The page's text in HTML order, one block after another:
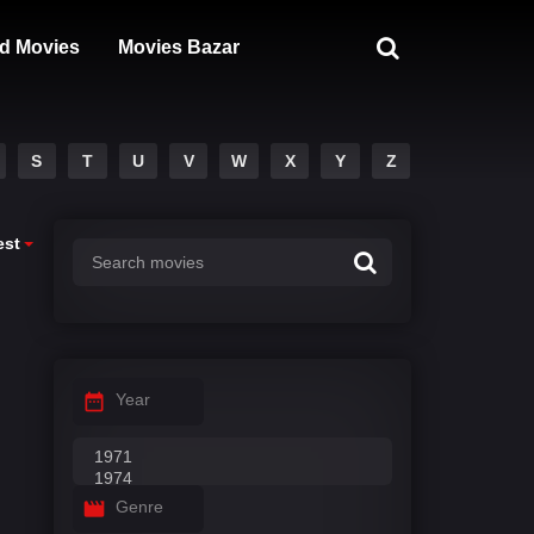
Movies Movies Bazar
S T U V W X Y Z
Year
Genre